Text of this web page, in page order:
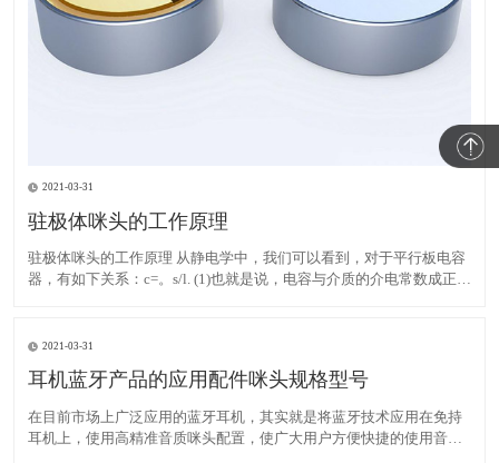
2021-03-31
驻极体咪头的工作原理
驻极体咪头的工作原理 从静电学中，我们可以看到，对于平行板电容
器，有如下关系：c=。s/l. (1)也就是说，电容与介质的介电常数成正
压，其关系如下：C=Q/V. (2)对于驻极体
2021-03-31
耳机蓝牙产品的应用配件咪头规格型号
在目前市场上广泛应用的蓝牙耳机，其实就是将蓝牙技术应用在免持
耳机上，使用高精准音质咪头配置，使广大用户方便快捷的使用音频